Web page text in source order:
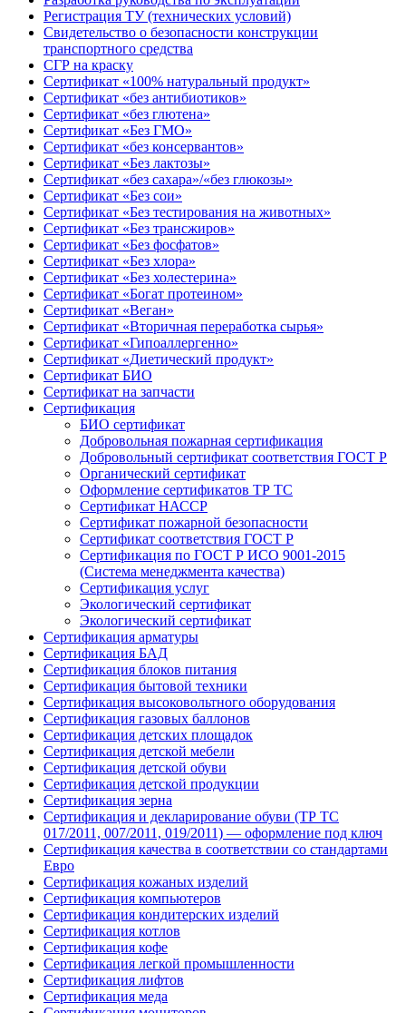
Регистрация ТУ (технических условий)
Свидетельство о безопасности конструкции
транспортного средства
СГР на краску
Сертификат «100% натуральный продукт»
Сертификат «без антибиотиков»
Сертификат «без глютена»
Сертификат «Без ГМО»
Сертификат «без консервантов»
Сертификат «Без лактозы»
Сертификат «без сахара»/«без глюкозы»
Сертификат «Без сои»
Сертификат «Без тестирования на животных»
Сертификат «Без трансжиров»
Сертификат «Без фосфатов»
Сертификат «Без хлора»
Сертификат «Без холестерина»
Сертификат «Богат протеином»
Сертификат «Веган»
Сертификат «Вторичная переработка сырья»
Сертификат «Гипоаллергенно»
Сертификат «Диетический продукт»
Сертификат БИО
Сертификат на запчасти
Сертификация
БИО сертификат
Добровольная пожарная сертификация
Добровольный сертификат соответствия ГОСТ Р
Органический сертификат
Оформление сертификатов ТР ТС
Сертификат НАССР
Сертификат пожарной безопасности
Сертификат соответствия ГОСТ Р
Сертификация по ГОСТ Р ИСО 9001-2015
(Система менеджмента качества)
Сертификация услуг
Экологический сертификат
Экологический сертификат
Сертификация арматуры
Сертификация БАД
Сертификация блоков питания
Сертификация бытовой техники
Сертификация высоковольтного оборудования
Сертификация газовых баллонов
Сертификация детских площадок
Сертификация детской мебели
Сертификация детской обуви
Сертификация детской продукции
Сертификация зерна
Сертификация и декларирование обуви (ТР ТС
017/2011, 007/2011, 019/2011) — оформление под ключ
Сертификация качества в соответствии со стандартами
Евро
Сертификация кожаных изделий
Сертификация компьютеров
Сертификация кондитерских изделий
Сертификация котлов
Сертификация кофе
Сертификация легкой промышленности
Сертификация лифтов
Сертификация меда